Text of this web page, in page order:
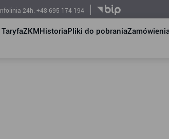
Infolinia 24h: +48 695 174 194
TaryfaZKMHistoriaPliki do pobrania